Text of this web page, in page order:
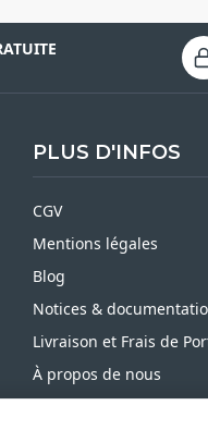
PLUS D'INFOS
CGV
Mentions légales
Blog
Notices &
Livraison et Frais de
À propos de nous
Satisfait ou Remboursé